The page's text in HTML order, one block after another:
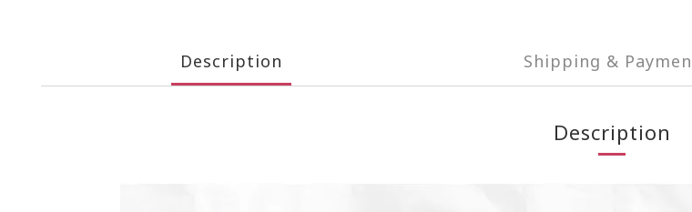
Description Shipping &
Description